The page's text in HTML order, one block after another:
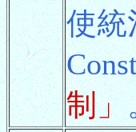
使統
制」